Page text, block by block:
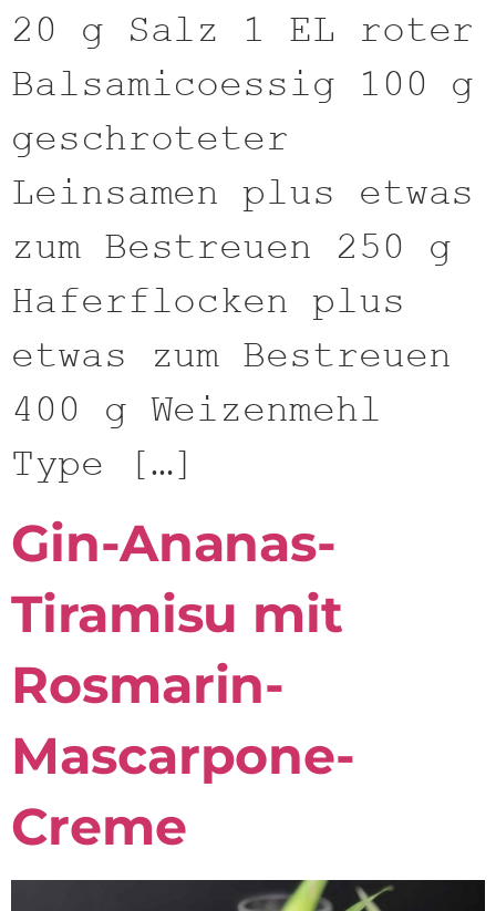
20 g Salz 1 EL roter
Balsamicoessig 100 g
geschroteter
Leinsamen plus etwas
zum Bestreuen 250 g
Haferflocken plus
etwas zum Bestreuen
400 g Weizenmehl
Type […]
Gin-Ananas-
Tiramisu mit
Rosmarin-
Mascarpone-
Creme